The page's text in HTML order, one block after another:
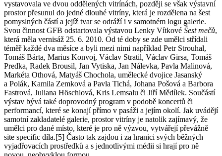
vystavovala ve dvou oddělených vitrínách, později se však výstavní
prostor přesunul do jedné dlouhé vitríny, která je rozdělena na šest
pomyslných částí a jejíž tvar se odráží i v samotném logu galerie.
Svou činnost GFB odstartovala výstavou Lenky Vítkové Šest mečů,
která měla vernisáž 25. 6. 2010. Od té doby se zde umělci střídali
téměř každé dva měsíce a byli mezi nimi například Petr Strouhal,
Tomáš Bárta, Marius Konvoj, Václav Stratil, Václav Girsa, Tomáš
Predka, Radek Brousil, Jan Vytiska, Jan Nálevka, Pavla Malinová,
Markéta Othová, Matyáš Chochola, umělecké dvojice Jasanský
a Polák, Kamila Zemková a Pavla Tichá, Johana Pošová a Barbora
Fastrová, Juliana Höschlová, Kris Lemsalu či Jiří Mědílek. Součástí
výstav bývá také doprovodný program v podobě koncertů či
performancí, které se konají přímo v pasáži a jejím okolí. Jak uvádějí
samotní zakladatelé galerie, prostor vitríny je natolik zajímavý, že
umělci pro dané místo, které je pro ně výzvou, vytvářejí převážně
site specific díla.[5] Často tak zajdou i za hranici svých běžných
vyjadřovacích prostředků a s jednotlivými médii si hrají pro ně